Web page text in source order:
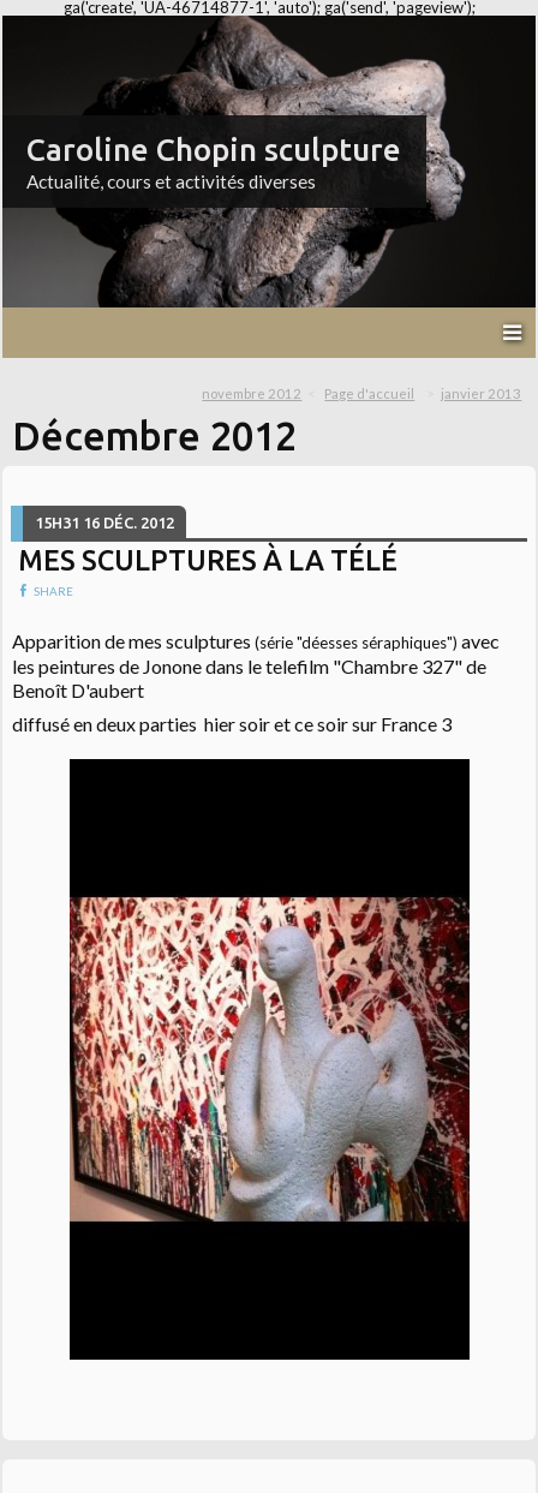
ga('create', 'UA-46714877-1', 'auto'); ga('send', 'pageview');
Caroline Chopin sculpture
Actualité, cours et activités diverses
novembre 2012 Page d'accueil janvier 2013
Décembre 2012
15H31 16 DÉC. 2012
MES SCULPTURES À LA TÉLÉ
SHARE
Apparition de mes sculptures(série "déesses séraphiques") avec
les peintures de Jonone dans le telefilm "Chambre 327" de
Benoît D'aubert
diffusé en deux parties hier soir et ce soir sur France 3